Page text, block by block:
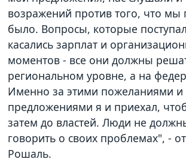
возражений против того, что мы
было. Вопросы, которые
касались зарплат и
моментов - все они должны
региональном уровне, а на
Именно за этими пожеланиями и
предложениями я и приехал,
затем до властей. Люди не
говорить о своих проблемах", -
Рошаль.